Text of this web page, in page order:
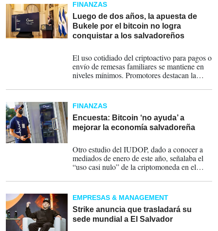
FINANZAS
Luego de dos años, la apuesta de
Bukele por el bitcoin no logra
conquistar a los salvadoreños
El uso cotidiado del criptoactivo para pagos o
envío de remesas familiares se mantiene en
niveles mínimos. Promotores destacan la
empresas al país.
FINANZAS
Encuesta: Bitcoin ‘no ayuda’ a
mejorar la economía salvadoreña
Otro estudio del IUDOP, dado a conocer a
mediados de enero de este año, señalaba el
“uso casi nulo” de la criptomoneda en el
EMPRESAS & MANAGEMENT
Strike anuncia que trasladará su
sede mundial a El Salvador